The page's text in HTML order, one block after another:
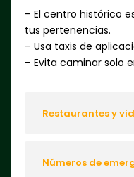
– El centro histórico
tus pertenencias.
– Usa taxis de
– Evita caminar solo
Restaurantes y
Números de